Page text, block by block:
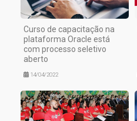
Curso de capacitação na
plataforma Oracle está
com processo seletivo
aberto
14/04/2022